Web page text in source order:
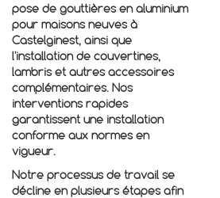
pose de gouttières en aluminium
pour maisons neuves à
Castelginest, ainsi que
l'installation de couvertines,
lambris et autres accessoires
complémentaires. Nos
interventions rapides
garantissent une installation
conforme aux normes en
vigueur.
Notre processus de travail se
décline en plusieurs étapes afin